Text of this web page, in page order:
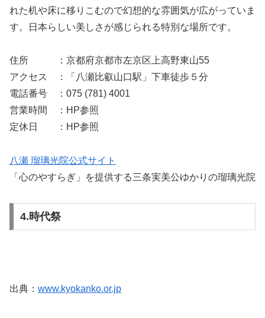
れた机や床に移りこむので幻想的な雰囲気が広がっていま
す。日本らしい美しさが感じられる特別な場所です。
住所 ：京都府京都市左京区上高野東山55
アクセス ：「八瀬比叡山口駅」下車徒歩５分
電話番号 ：075 (781) 4001
営業時間 ：HP参照
定休日 ：HP参照
八瀬 瑠璃光院公式サイト
「心のやすらぎ」を提供する三条実美公ゆかりの瑠璃光院
4.時代祭
出典： www.kyokanko.or.jp